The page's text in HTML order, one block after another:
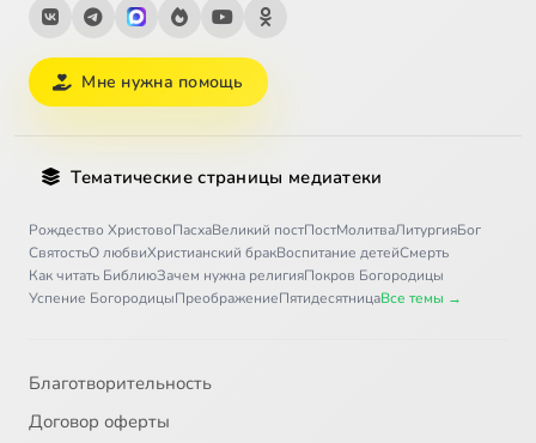
Мне нужна помощь
Тематические страницы медиатеки
Рождество ХристовоПасхаВеликий постПостМолитваЛитургияБог
СвятостьО любвиХристианский бракВоспитание детейСмерть
Как читать БиблиюЗачем нужна религияПокров Богородицы
Успение БогородицыПреображениеПятидесятницаВсе темы →
Благотворительность
Договор оферты